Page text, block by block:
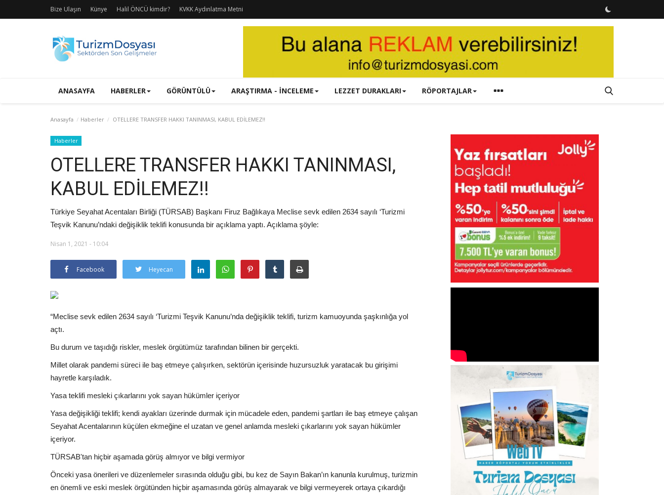
Bize Ulaşın Künye Halil ÖNCÜ kimdir? KVKK Aydınlatma Metni
ANASAYFA HABERLER GÖRÜNTÜLÜ ARAŞTIRMA - İNCELEME LEZZET DURAKLARI RÖPORTAJLAR
Anasayfa Haberler OTELLERE TRANSFER HAKKI TANINMASI, KABUL EDİLEMEZ!!
Haberler
OTELLERE TRANSFER HAKKI TANINMASI,
KABUL EDİLEMEZ!!
Türkiye Seyahat Acentaları Birliği (TÜRSAB) Başkanı Firuz Bağlıkaya Meclise sevk edilen 2634 sayılı ‘Turizmi
Teşvik Kanunu’ndaki değişiklik teklifi konusunda bir açıklama yaptı. Açıklama şöyle:
Nisan 1, 2021 - 10:04
Facebook Heyecan
“Meclise sevk edilen 2634 sayılı ‘Turizmi Teşvik Kanunu’nda değişiklik teklifi, turizm kamuoyunda şaşkınlığa yol
açtı.
Bu durum ve taşıdığı riskler, meslek örgütümüz tarafından bilinen bir gerçekti.
Millet olarak pandemi süreci ile baş etmeye çalışırken, sektörün içerisinde huzursuzluk yaratacak bu girişimi
hayretle karşıladık.
Yasa teklifi mesleki çıkarlarını yok sayan hükümler içeriyor
Yasa değişikliği teklifi; kendi ayakları üzerinde durmak için mücadele eden, pandemi şartları ile baş etmeye çalışan
Seyahat Acentalarının küçülen ekmeğine el uzatan ve genel anlamda mesleki çıkarlarını yok sayan hükümler
içeriyor.
TÜRSAB'tan hiçbir aşamada görüş almıyor ve bilgi vermiyor
Önceki yasa önerileri ve düzenlemeler sırasında olduğu gibi, bu kez de Sayın Bakan’ın kanunla kurulmuş, turizmin
en önemli ve eski meslek örgütünden hiçbir aşamasında görüş almayarak ve bilgi vermeyerek ortaya çıkardığı